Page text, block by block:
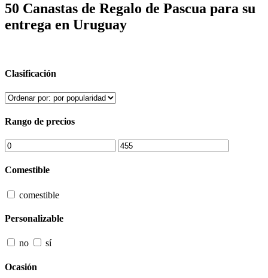
50 Canastas de Regalo de Pascua para su
entrega en Uruguay
Clasificación
Rango de precios
Comestible
comestible
Personalizable
no sí
Ocasión